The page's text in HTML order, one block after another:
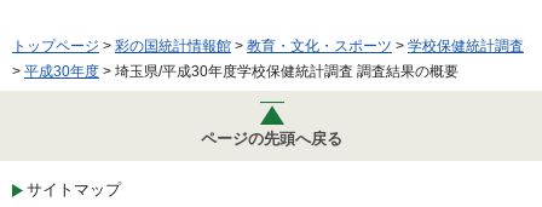
トップページ > 彩の国統計情報館 > 教育・文化・スポーツ > 学校保健統計調査
> 平成30年度 > 埼玉県/平成30年度学校保健統計調査 調査結果の概要
ページの先頭へ戻る
サイトマップ